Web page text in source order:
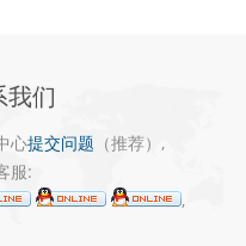
我们
心提交问题 （推荐）,
服:
,